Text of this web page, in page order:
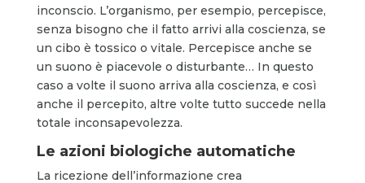
inconscio. L’organismo, per esempio, percepisce,
senza bisogno che il fatto arrivi alla coscienza, se
un cibo è tossico o vitale. Percepisce anche se
un suono è piacevole o disturbante… In questo
caso a volte il suono arriva alla coscienza, e così
anche il percepito, altre volte tutto succede nella
totale inconsapevolezza.
Le azioni biologiche automatiche
La ricezione dell’informazione crea